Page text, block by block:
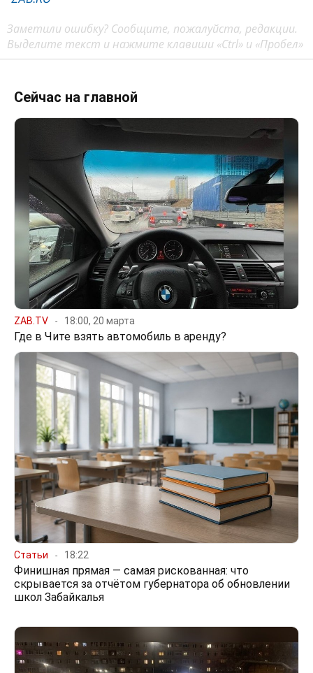
Заметили ошибку? Сообщите, пожалуйста, редакции.
Выделите текст и нажмите клавиши «Ctrl» и «Пробел»
Сейчас на главной
ZAB.TV 18:00, 20 марта
Где в Чите взять автомобиль в аренду?
Статьи 18:22
Финишная прямая — самая рискованная: что
скрывается за отчётом губернатора об обновлении
школ Забайкалья